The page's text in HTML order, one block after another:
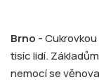
Brno -
tisíc lidí.
nemocí se